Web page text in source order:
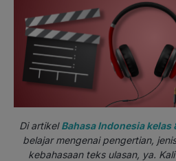
Di artikelBahasa Indonesia kelas
belajar mengenai pengertian,
kebahasaan teks ulasan, ya.